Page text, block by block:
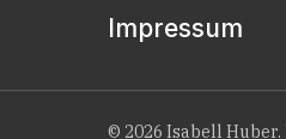
Impressum
© 2026 Isabell Huber.